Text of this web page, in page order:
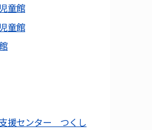
童館
童館
援センター つくし